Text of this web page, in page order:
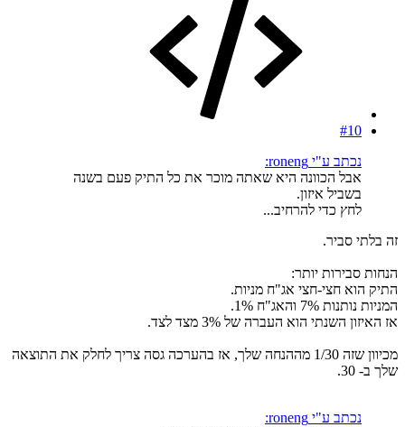
#10
נכתב ע"י roneng:
אבל הכוונה היא שאתה מוכר את כל התיק פעם בשנה
בשביל איזון.
לחץ כדי להרחיב...
זה בלתי סביר.
הנחות סבירות יותר:
התיק הוא חצי-חצי אג"ח מניות.
המניות נותנות 7% והאג"ח 1%.
אז האיזון השנתי הוא העברה של 3% מצד לצד.
מכיוון שזה 1/30 מההנחה שלך, אז בהערכה גסה צריך לחלק את התוצאה
שלך ב- 30.
נכתב ע"י roneng: